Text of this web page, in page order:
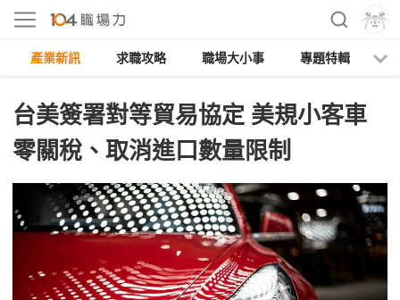
產業新訊 求職攻略 職場大小事 專題特輯
台美簽署對等貿易協定 美規小客車
零關稅、取消進口數量限制